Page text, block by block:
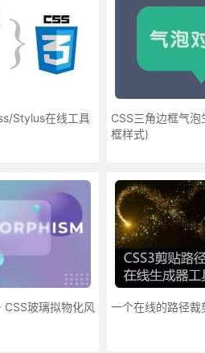
Stylus在线工具
CSS三角边框气
框样式)
玻璃拟物化风
一个在线的路径裁